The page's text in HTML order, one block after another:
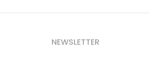
NEWSLETTER